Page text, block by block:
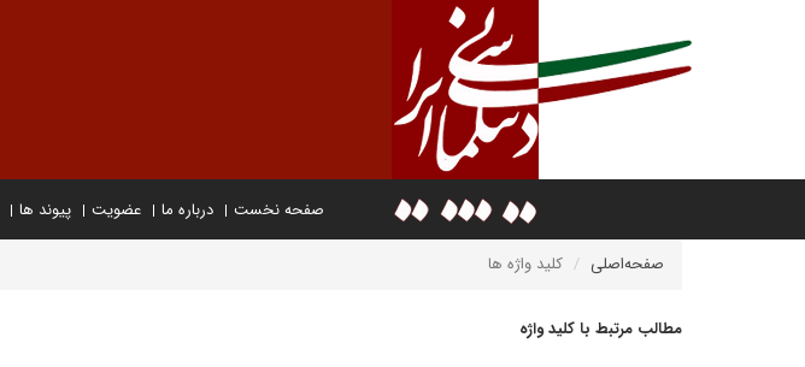
صفحه نخست درباره ما عضویت پیوند ها
صفحه‌اصلی کلید واژه ها
مطالب مرتبط با کلید واژه